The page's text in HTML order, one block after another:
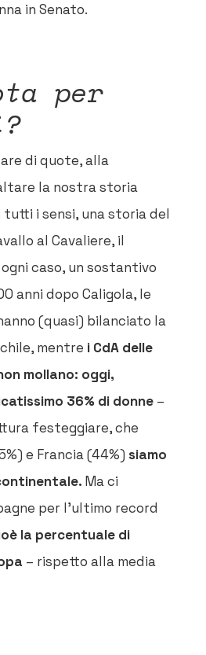
in Senato.
per
di quote, alla
la nostra storia
i sensi, una storia del
al Cavaliere, il
caso, un sostantivo
anni dopo Caligola, le
(quasi) bilanciato la
mentre i CdA delle
mollano: oggi,
36% di donne–
festeggiare, che
e Francia (44%) siamo
Ma ci
per l’ultimo record
la percentuale di
– rispetto alla media